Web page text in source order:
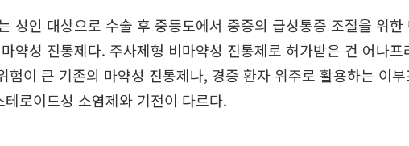
성인 대상으로 수술 후 중등도에서 중증의 급성통증 조절을 위한
약성 진통제다. 주사제형 비마약성 진통제로 허가받은 건 어나프
험이 큰 기존의 마약성 진통제나, 경증 환자 위주로 활용하는 이
테로이드성 소염제와 기전이 다르다.